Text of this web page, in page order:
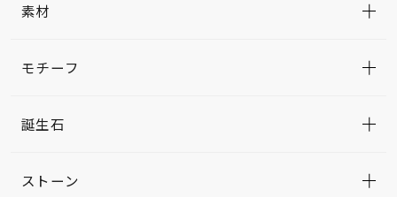
素材
モチーフ
誕生石
ストーン